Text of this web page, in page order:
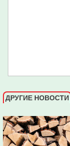
ДРУГИЕ НОВОСТИ